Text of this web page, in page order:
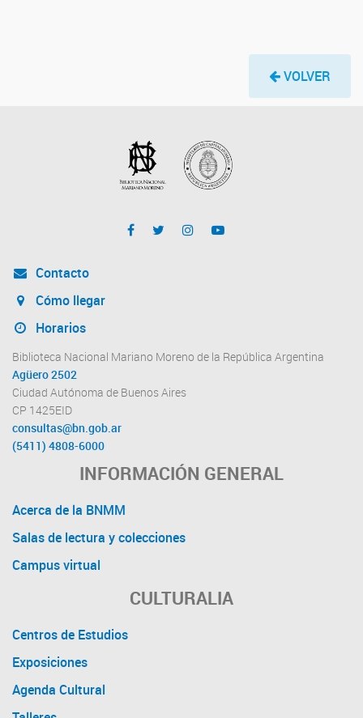
VOLVER
Contacto
Cómo llegar
Horarios
Biblioteca Nacional Mariano Moreno de la República Argentina
Agüero 2502
Ciudad Autónoma de Buenos Aires
CP 1425EID
consultas@bn.gob.ar
(5411) 4808-6000
INFORMACIÓN GENERAL
Acerca de la BNMM
Salas de lectura y colecciones
Campus virtual
CULTURALIA
Centros de Estudios
Exposiciones
Agenda Cultural